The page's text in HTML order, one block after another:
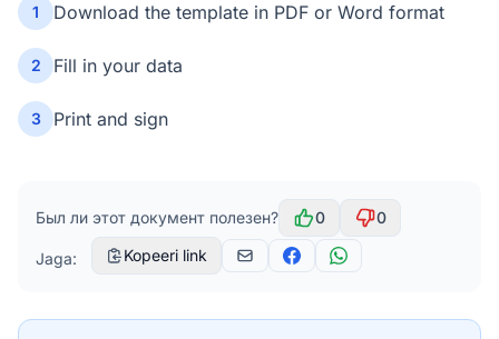
1 Download the template in PDF or Word format
2 Fill in your data
3 Print and sign
Был ли этот документ полезен? 0 0
Jaga: Kopeeri link